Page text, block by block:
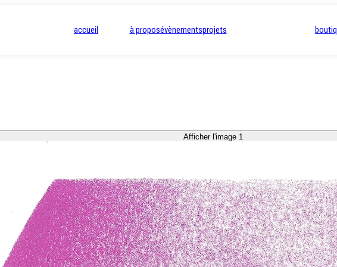
accueil à proposévènementsprojets
Afficher l'image 1